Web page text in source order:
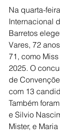
Na quarta-
Internacional
Barretos
Vares, 72
71, como
2025. O
de
com 13
Também
e Silvio
Mister, e